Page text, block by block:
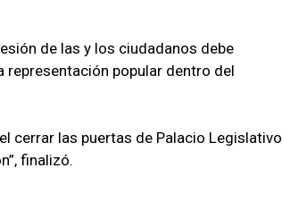
de las y los ciudadanos debe
representación popular dentro del
cerrar las puertas de Palacio Legislativo
finalizó.